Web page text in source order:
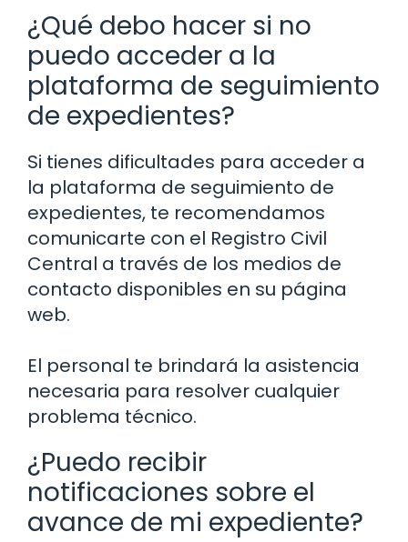
¿Qué debo hacer si no
puedo acceder a la
plataforma de seguimiento
de expedientes?
Si tienes dificultades para acceder a
la plataforma de seguimiento de
expedientes, te recomendamos
comunicarte con el Registro Civil
Central a través de los medios de
contacto disponibles en su página
web.
El personal te brindará la asistencia
necesaria para resolver cualquier
problema técnico.
¿Puedo recibir
notificaciones sobre el
avance de mi expediente?